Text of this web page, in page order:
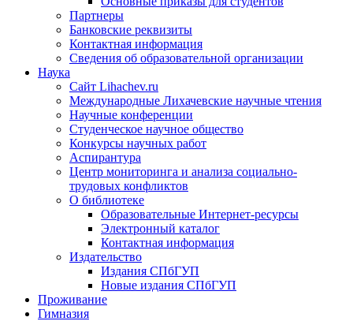
Партнеры
Банковские реквизиты
Контактная информация
Сведения об образовательной организации
Наука
Сайт Lihachev.ru
Международные Лихачевские научные чтения
Научные конференции
Студенческое научное общество
Конкурсы научных работ
Аспирантура
Центр мониторинга и анализа социально-
трудовых конфликтов
О библиотеке
Образовательные Интернет-ресурсы
Электронный каталог
Контактная информация
Издательство
Издания СПбГУП
Новые издания СПбГУП
Проживание
Гимназия